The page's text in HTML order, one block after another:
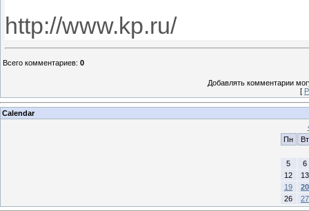
http://www.kp.ru/
Всего комментариев: 0
Добавлять комментарии
[
Calendar
Пн
Вт
5
6
12
13
19
20
26
27